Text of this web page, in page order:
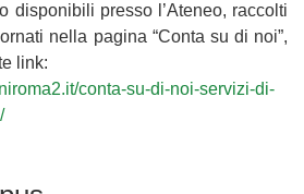
disponibili presso l’Ateneo, raccolti
nella pagina “Conta su di noi”,
link:
conta-su-di-noi-servizi-di-